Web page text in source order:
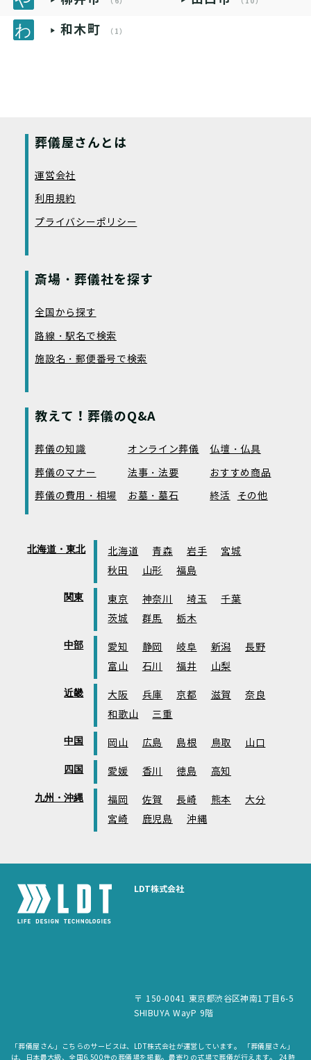
和木町 （1）
葬儀屋さんとは
運営会社
利用規約
プライバシーポリシー
斎場・葬儀社を探す
全国から探す
路線・駅名で検索
施設名・郵便番号で検索
教えて！葬儀のQ&A
葬儀の知識 オンライン葬儀
仏壇・仏具
葬儀のマナー
法事・法要
おすすめ商品
葬儀の費用・相場
お墓・墓石 終活 その他
北海道・東北 北海道 青森 岩手
宮城
秋田
山形 福島
関東 東京 神奈川 埼玉
千葉
茨城
群馬 栃木
中部 愛知 静岡 岐阜 新潟
長野
富山
石川 福井 山梨
近畿 大阪 兵庫 京都 滋賀
奈良
和歌山
三重
中国 岡山 広島 島根 鳥取 山口
四国 愛媛 香川 徳島 高知
九州・沖縄 福岡 佐賀 長崎 熊本
大分
宮崎
鹿児島 沖縄
LDT株式会社
〒 150-0041 東京都渋谷区神南1丁目6-5
SHIBUYA WayP 9階
「葬儀屋さん」こちらのサービスは、LDT株式会社が運営しています。 「葬儀屋さん」
は、日本最大級、全国6,500件の葬儀場を掲載。最寄りの式場で葬儀が行えます。 24時